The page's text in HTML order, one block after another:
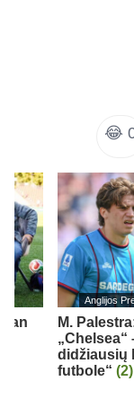
😂
Anglijos
M.
„Chelsea“
didžiausių
futbole“ (2)